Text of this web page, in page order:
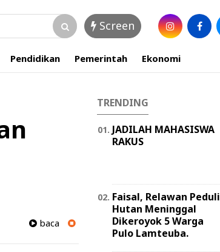
Screen
Pendidikan Pemerintah Ekonomi
baca
TRENDING
JADILAH MAHASISWA
RAKUS
Faisal, Relawan Peduli
Hutan Meninggal
Dikeroyok 5 Warga
Pulo Lamteuba.